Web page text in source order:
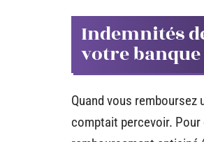
Indemnités
votre
Quand vous remboursez
comptait percevoir. Pour